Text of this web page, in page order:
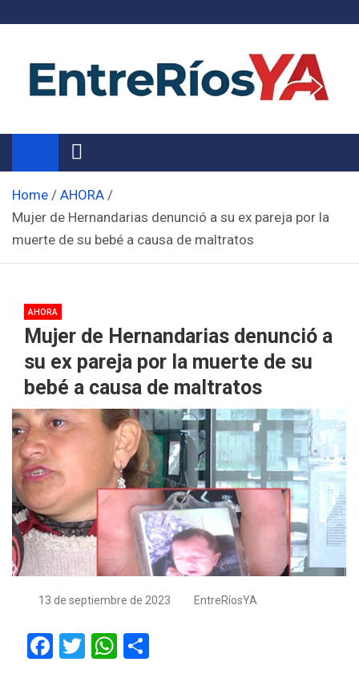
Noticias de Entre Ríos
Información de toda la provincia ahora
Home
AHORA
Mujer de Hernandarias denunció a su ex pareja por la
muerte de su bebé a causa de maltratos
AHORA
Mujer de Hernandarias denunció a
su ex pareja por la muerte de su
bebé a causa de maltratos
13 de septiembre de 2023 EntreRíosYA
F
T
W